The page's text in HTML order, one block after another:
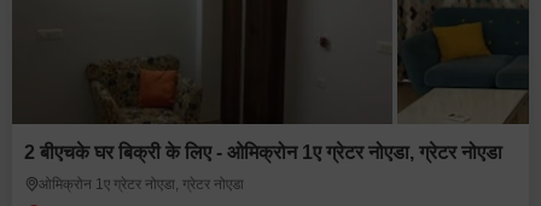
2 बीएचके घर बिक्री के लिए - ओमिक्रोन 1ए ग्रेटर नोएडा, ग्रेटर नोएडा
ओमिक्रोन 1ए ग्रेटर नोएडा, ग्रेटर नोएडा